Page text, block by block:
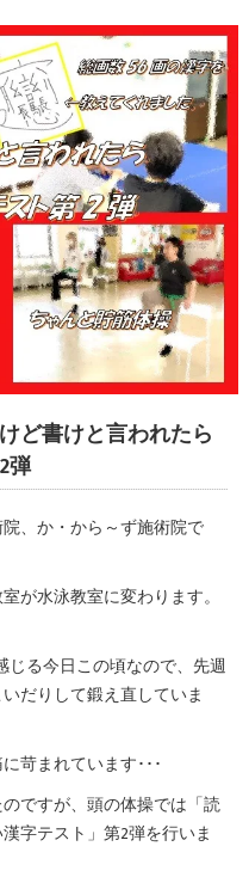
ど書けと言われたら
弾
、か・から～ず施術院で
が水泳教室に変わります。
じる今日この頃なので、先週
だりして鍛え直していま
苛まれています･･･
ですが、頭の体操では「読
字テスト」第2弾を行いま